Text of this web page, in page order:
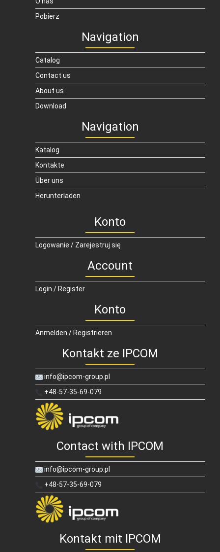
Pobierz
Navigation
Catalog
Contact us
About us
Download
Navigation
Katalog
Kontakte
Über uns
Herunterladen
Konto
Logowanie / Zarejestruj się
Account
Login / Register
Konto
Anmelden / Registrieren
Kontakt ze IPCOM
info@ipcom-group.pl
+48-57-35-69-079
Contact with IPCOM
info@ipcom-group.pl
+48-57-35-69-079
Kontakt mit IPCOM